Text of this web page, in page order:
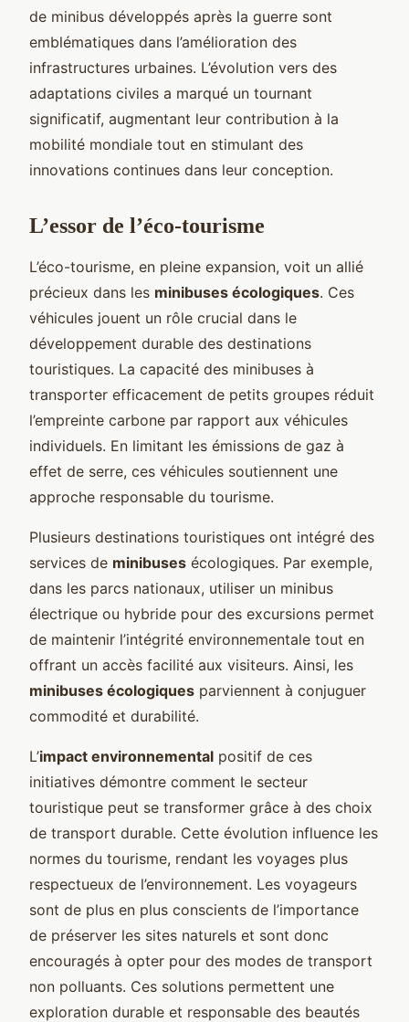
de minibus développés après la guerre sont
emblématiques dans l’amélioration des
infrastructures urbaines. L’évolution vers des
adaptations civiles a marqué un tournant
significatif, augmentant leur contribution à la
mobilité mondiale tout en stimulant des
innovations continues dans leur conception.
L’essor de l’éco-tourisme
L’éco-tourisme, en pleine expansion, voit un allié
précieux dans les minibuses écologiques. Ces
véhicules jouent un rôle crucial dans le
développement durable des destinations
touristiques. La capacité des minibuses à
transporter efficacement de petits groupes réduit
l’empreinte carbone par rapport aux véhicules
individuels. En limitant les émissions de gaz à
effet de serre, ces véhicules soutiennent une
approche responsable du tourisme.
Plusieurs destinations touristiques ont intégré des
services de minibuses écologiques. Par exemple,
dans les parcs nationaux, utiliser un minibus
électrique ou hybride pour des excursions permet
de maintenir l’intégrité environnementale tout en
offrant un accès facilité aux visiteurs. Ainsi, les
minibuses écologiques parviennent à conjuguer
commodité et durabilité.
L’impact environnemental positif de ces
initiatives démontre comment le secteur
touristique peut se transformer grâce à des choix
de transport durable. Cette évolution influence les
normes du tourisme, rendant les voyages plus
respectueux de l’environnement. Les voyageurs
sont de plus en plus conscients de l’importance
de préserver les sites naturels et sont donc
encouragés à opter pour des modes de transport
non polluants. Ces solutions permettent une
exploration durable et responsable des beautés